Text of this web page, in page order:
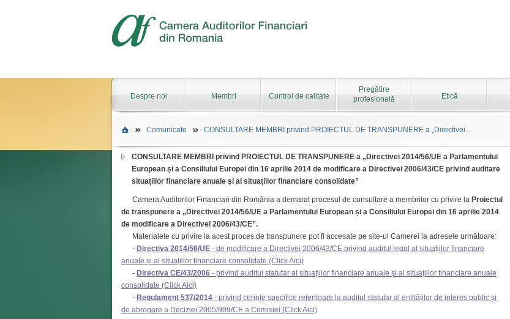
Despre noi Membri Control de calitate
Pregătire
profesională
Etică
Comunicate CONSULTARE MEMBRI privind PROIECTUL DE TRANSPUNERE a „Directivei...
CONSULTARE MEMBRI privind PROIECTUL DE TRANSPUNERE a „Directivei 2014/56/UE a Parlamentului
European și a Consiliului Europei din 16 aprilie 2014 de modificare a Directivei 2006/43/CE privind auditare
situațiilor financiare anuale și al situațiilor financiare consolidate”
Camera Auditorilor Financiari din România a demarat procesul de consultare a membrilor cu privire la Proiectul
de transpunere a „Directivei 2014/56/UE a Parlamentului European și a Consiliului Europei din 16 aprilie 2014
de modificare a Directivei 2006/43/CE”.
Materialele cu privire la acest proces de transpunere pot fi accesate pe site-ul Camerei la adresele următoare:
- Directiva 2014/56/UE - de modificare a Directivei 2006/43/CE privind auditul legal al situațiilor financiare
anuale și al situațiilor financiare consolidate (Click Aici)
- Directiva CE/43/2006 - privind auditul statutar al situaţiilor financiare anuale şi al situaţiilor financiare anuale
consolidate (Click Aici)
- Regulament 537/2014 - privind cerințe specifice referitoare la auditul statutar al entităților de interes public și
de abrogare a Deciziei 2005/909/CE a Comisiei (Click Aici)